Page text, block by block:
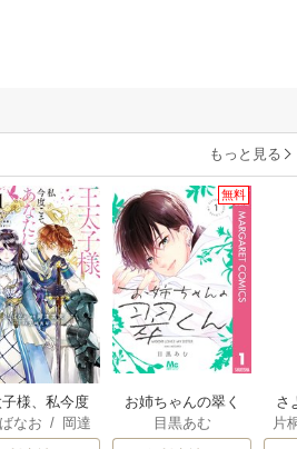
もっと見る
子様、私今度
なたに殺さ
なお / 岡達
/先崎真琴
無料
お姉ちゃんの翠く
ん
目黒あむ
さ
冷
片